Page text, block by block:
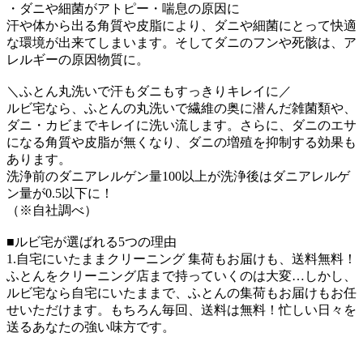
・ダニや細菌がアトピー・喘息の原因に
汗や体から出る角質や皮脂により、ダニや細菌にとって快適
な環境が出来てしまいます。そしてダニのフンや死骸は、ア
レルギーの原因物質に。
＼ふとん丸洗いで汗もダニもすっきりキレイに／
ルビ宅なら、ふとんの丸洗いで繊維の奥に潜んだ雑菌類や、
ダニ・カビまでキレイに洗い流します。さらに、ダニのエサ
になる角質や皮脂が無くなり、ダニの増殖を抑制する効果も
あります。
洗浄前のダニアレルゲン量100以上が洗浄後はダニアレルゲ
ン量が0.5以下に！
（※自社調べ）
■ルビ宅が選ばれる5つの理由
1.自宅にいたままクリーニング 集荷もお届けも、送料無料！
ふとんをクリーニング店まで持っていくのは大変…しかし、
ルビ宅なら自宅にいたままで、ふとんの集荷もお届けもお任
せいただけます。もちろん毎回、送料は無料！忙しい日々を
送るあなたの強い味方です。